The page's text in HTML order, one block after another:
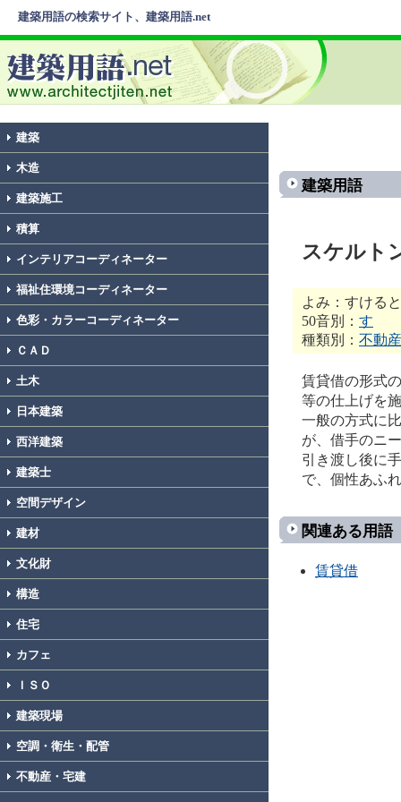
建築用語の検索サイト、建築用語.net
建築
木造
建築施工
積算
インテリアコーディネーター
福祉住環境コーディネーター
色彩・カラーコーディネーター
ＣＡＤ
土木
日本建築
西洋建築
建築士
空間デザイン
建材
文化財
構造
住宅
カフェ
ＩＳＯ
建築現場
空調・衛生・配管
不動産・宅建
建築用語
スケルト
よみ：すける
50音別： す
種類別： 不動
賃貸借の形式
等の仕上げを
一般の方式に
が、借手のニ
引き渡し後に
で、個性あふ
関連ある用語
賃貸借